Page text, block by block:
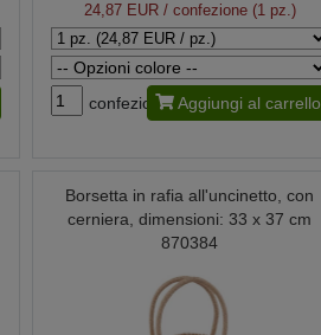
24,87 EUR/ confezione (1 pz.)
confezione Aggiungi al carrello
Borsetta in rafia all'uncinetto, con
cerniera, dimensioni: 33 x 37 cm
870384